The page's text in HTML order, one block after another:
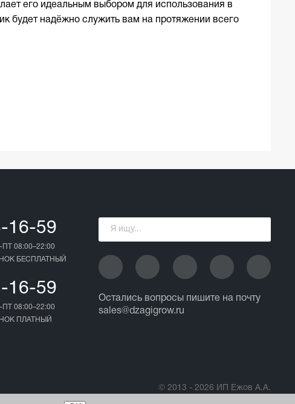
его идеальным выбором для использования в
будет надёжно служить вам на протяжении всего
16-59
08:00–22:00
БЕСПЛАТНЫЙ
16-59
08:00–22:00
ПЛАТНЫЙ
Остались вопросы пишите на почту
sales@dzagigrow.ru
© 2013 - 2026 ИП Ежов А.А.